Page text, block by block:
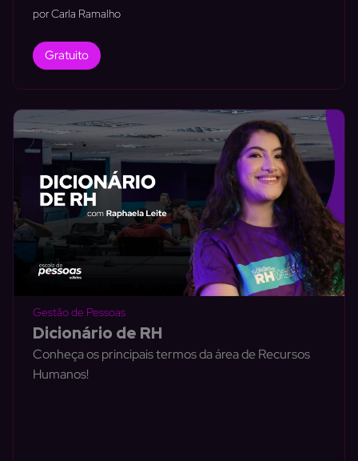
por Carla Ramalho
Gratuito
Gestão de Pessoas
Dicionário de RH
Conheça os principais termos da área de Recursos
Humanos!